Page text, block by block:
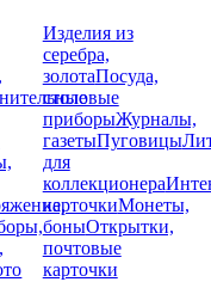
Изделия из
серебра,
золотаПосуда,
столовые
приборыЖурналы,
газетыПуговицы
для
коллекционера
карточкиМонеты,
боныОткрытки,
почтовые
карточки